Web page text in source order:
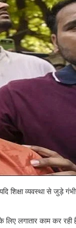
शिक्षा व्यवस्था से जुड़े
लिए लगातार काम कर रही